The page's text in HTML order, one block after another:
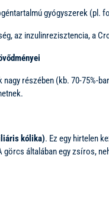
gyógyszerek (pl.
az inzulinrezisztencia, a
részében (kb. 70-75%-
kólika). Ez egy hirtelen
görcs általában egy zsíros,